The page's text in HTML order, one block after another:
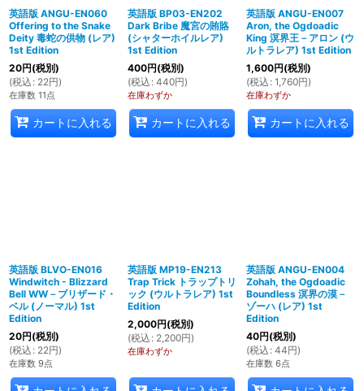
英語版 ANGU-EN060
Offering to the Snake
Deity 毒蛇の供物 (レア)
1st Edition
20円(税別)
(税込 : 22円)
在庫数 11点
カートに入れる
英語版 BP03-EN202
Dark Bribe 魔宮の賄賂
(シャターホイルレア)
1st Edition
400円(税別)
(税込 : 440円)
在庫わずか
カートに入れる
英語版 ANGU-EN007
Aron, the Ogdoadic
King 溟界王－アロン (ウ
ルトラレア) 1st Edition
1,600円(税別)
(税込 : 1,760円)
在庫わずか
カートに入れる
英語版 BLVO-EN016
Windwitch - Blizzard
Bell WW－ブリザード・
ベル (ノーマル) 1st
Edition
20円(税別)
(税込 : 22円)
在庫数 9点
英語版 MP19-EN213
Trap Trick トラップトリ
ック (ウルトラレア) 1st
Edition
2,000円(税別)
(税込 : 2,200円)
在庫わずか
英語版 ANGU-EN004
Zohah, the Ogdoadic
Boundless 溟界の漠－
ゾーハ (レア) 1st
Edition
40円(税別)
(税込 : 44円)
在庫数 6点